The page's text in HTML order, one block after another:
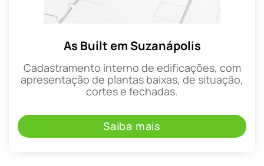
As Built em Suzanápolis
Cadastramento interno de edificações, com
apresentação de plantas baixas, de situação,
cortes e fechadas.
Saiba mais